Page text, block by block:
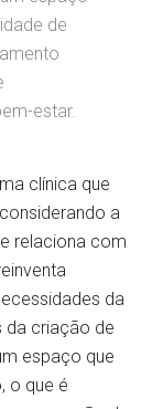
de
estar.
clínica que
a
relaciona com
da
da criação de
espaço que
o que é